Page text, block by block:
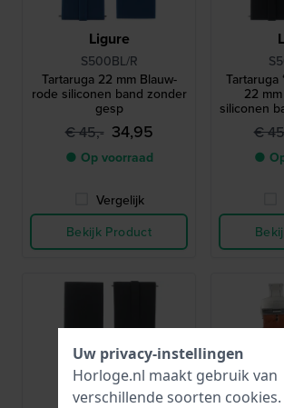
Ligure
S500BL/R
Tartaruga 22 mm Blauw-
rode siliconen band zonder
gesp
€ 45,- 34,95
● Op voorraad
Vergelijk
Bekijk Product
Tartaruga
22
siliconen
€
●
Uw privacy-instellingen
Horloge.nl maakt gebruik van
verschillende soorten cookies